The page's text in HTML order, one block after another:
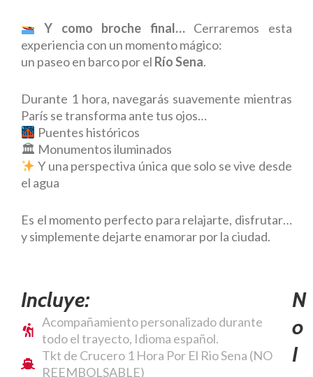
Y como broche final… Cerraremos esta
experiencia con un momento mágico:
un paseo en barco por el Río Sena.
Durante 1 hora, navegarás suavemente mientras
París se transforma ante tus ojos…
Puentes históricos
🏛 Monumentos iluminados
Y una perspectiva única que solo se vive desde
el agua
Es el momento perfecto para relajarte, disfrutar…
y simplemente dejarte enamorar por la ciudad.
Incluye:
Acompañamiento personalizado durante
todo el trayecto, Idioma español.
Tkt de Crucero 1 Hora Por El Rio Sena (NO
REEMBOLSABLE)
N
O
I